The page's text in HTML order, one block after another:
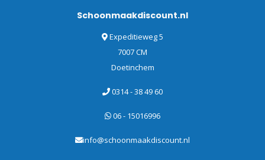
Schoonmaakdiscount.nl
Expeditieweg 5
7007 CM
Doetinchem
0314 - 38 49 60
06 - 15016996
info@schoonmaakdiscount.nl